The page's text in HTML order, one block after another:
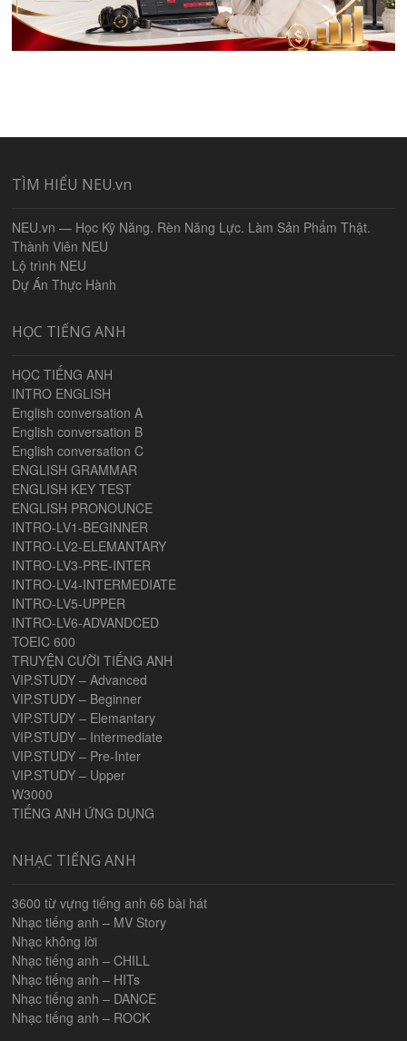
TÌM HIỂU NEU.vn
NEU.vn — Học Kỹ Năng. Rèn Năng Lực. Làm Sản Phẩm Thật.
Thành Viên NEU
Lộ trình NEU
Dự Án Thực Hành
HỌC TIẾNG ANH
HỌC TIẾNG ANH
INTRO ENGLISH
English conversation A
English conversation B
English conversation C
ENGLISH GRAMMAR
ENGLISH KEY TEST
ENGLISH PRONOUNCE
INTRO-LV1-BEGINNER
INTRO-LV2-ELEMANTARY
INTRO-LV3-PRE-INTER
INTRO-LV4-INTERMEDIATE
INTRO-LV5-UPPER
INTRO-LV6-ADVANDCED
TOEIC 600
TRUYỆN CƯỜI TIẾNG ANH
VIP.STUDY – Advanced
VIP.STUDY – Beginner
VIP.STUDY – Elemantary
VIP.STUDY – Intermediate
VIP.STUDY – Pre-Inter
VIP.STUDY – Upper
W3000
TIẾNG ANH ỨNG DỤNG
NHẠC TIẾNG ANH
3600 từ vựng tiếng anh 66 bài hát
Nhạc tiếng anh – MV Story
Nhạc không lời
Nhạc tiếng anh – CHILL
Nhạc tiếng anh – HITs
Nhạc tiếng anh – DANCE
Nhạc tiếng anh – ROCK